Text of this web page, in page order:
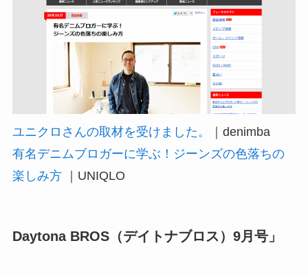
ユニクロさんの取材を受けました。
｜denimba
有名デニムブロガーに学ぶ！ジーンズの色落ちの
楽しみ方
｜UNIQLO
Daytona BROS（デイトナブロス）9月号」